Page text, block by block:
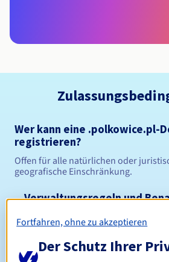
Wer kann eine .polkowice.pl-
registrieren?
Offen für alle natürlichen oder
geografische Einschränkung.
Verwaltungsregeln und
Registrierungszeitraum
Fortfahren, ohne zu akzeptieren
Der Schutz Ihrer